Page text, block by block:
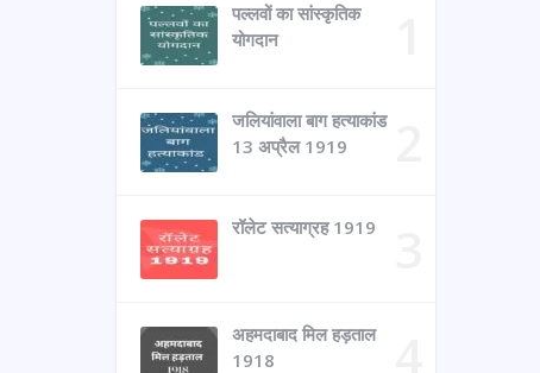
पल्लवों का सांस्कृतिक
योगदान
जलियांवाला बाग हत्याकांड
13 अप्रैल 1919
रॉलेट सत्याग्रह 1919
अहमदाबाद मिल हड़ताल
1918